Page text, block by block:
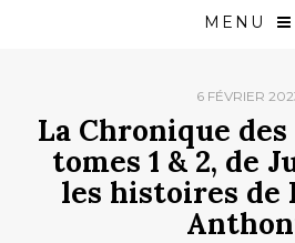
MENU
6 FÉVRIER
La Chronique
tomes 1 & 2, de
les histoires de